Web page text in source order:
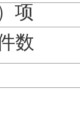
项
数